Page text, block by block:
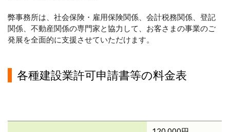
弊事務所は、社会保険・雇用保険関係、会計税務関係、登記
関係、不動産関係の専門家と協力して、お客さまの事業のご
発展を全面的に支援させていただけます。
各種建設業許可申請書等の料金表